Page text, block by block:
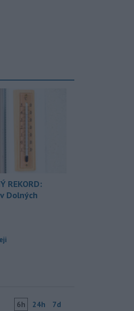
REKORD:
Dolných
6h 24h 7d